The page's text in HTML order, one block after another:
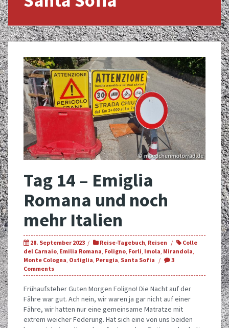
Tag 14 – Emiglia
Romana und noch
mehr Italien
28. September 2023 Reise-Tagebuch Reisen
Colle
del Carnaio Emilia Romana Foligno Forli Imola Mirandola
Monte Cologna Ostiglia Perugia Santa Sofia
3
Comments
Frühaufsteher Guten Morgen Foligno! Die Nacht auf der
Fähre war gut. Ach nein, wir waren ja gar nicht auf einer
Fähre, wir hatten nur eine gemeinsame Matratze mit
extrem weicher Federung. Hat sich eine von uns beiden